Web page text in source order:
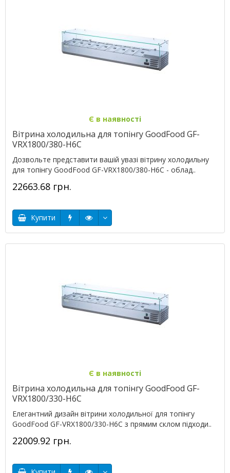
Є в наявності
Вітрина холодильна для топінгу GoodFood GF-
VRX1800/380-H6C
Дозвольте представити вашій увазі вітрину холодильну
для топінгу GoodFood GF-VRX1800/380-H6C - облад..
22663.68 грн.
Купити
Є в наявності
Вітрина холодильна для топінгу GoodFood GF-
VRX1800/330-H6C
Елегантний дизайн вітрини холодильної для топінгу
GoodFood GF-VRX1800/330-H6C з прямим склом підходи..
22009.92 грн.